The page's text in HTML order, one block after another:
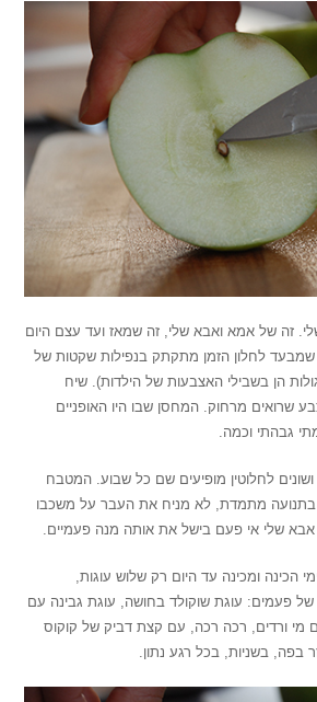
זה של אמא ואבא שלי, זה שמאז ועד עצם היום
שמבעד לחלון הזמן מתקתק בנפילות שקטות של
הן בשבילי האצבעות של הילדות). שיח
שרואים מרחוק. המחסן שבו היו האופניים
גבהתי וכמה.
ושונים לחלוטין מופיעים שם כל שבוע. המטבח
בתנועה מתמדת, לא מניח את העבר על משכבו
אבא שלי אי פעם בישל את אותה מנה פעמיים.
הכינה ומכינה עד היום רק שלוש עוגות,
פעמים: עוגת שוקולד בחושה, עוגת גבינה עם
מי ורדים, רכה רכה, עם קצת דביק של קוקוס
בפה, בשניות, בכל רגע נתון.